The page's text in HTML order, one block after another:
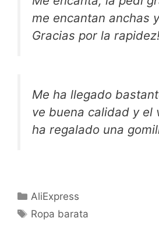
me encantan anchas
Gracias por la
Me ha llegado
ve buena calidad y el
ha regalado una
Categorías
AliExpress
Etiquetas
Ropa barata